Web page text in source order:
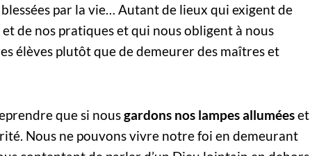
par la vie… Autant de lieux qui exigent de
de nos pratiques et qui nous obligent à nous
élèves plutôt que de demeurer des maîtres et
que si nousgardons nos lampes alluméeset
Nous ne pouvons vivre notre foi en demeurant